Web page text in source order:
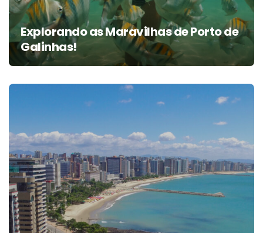
Explorando as Maravilhas de Porto de
Galinhas!